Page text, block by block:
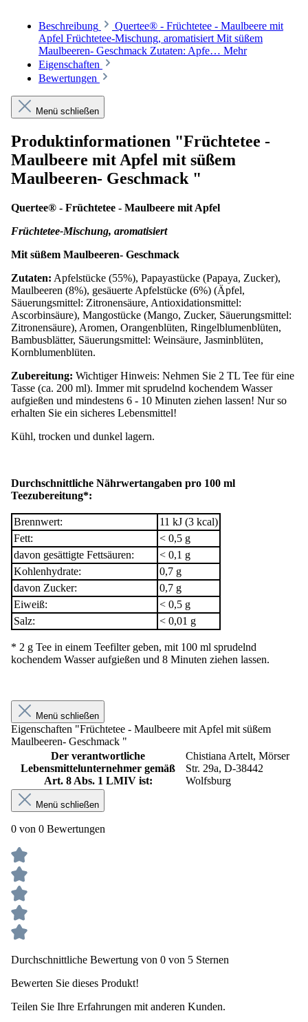
Beschreibung
Quertee® - Früchtetee - Maulbeere mit
Apfel Früchtetee-Mischung, aromatisiert Mit süßem
Maulbeeren- Geschmack Zutaten: Apfe… Mehr
Eigenschaften
Bewertungen
Menü schließen
Produktinformationen "Früchtetee -
Maulbeere mit Apfel mit süßem
Maulbeeren- Geschmack "
Quertee® - Früchtetee - Maulbeere mit Apfel
Früchtetee-Mischung, aromatisiert
Mit süßem Maulbeeren- Geschmack
Zutaten: Apfelstücke (55%), Papayastücke (Papaya, Zucker),
Maulbeeren (8%), gesäuerte Apfelstücke (6%) (Äpfel,
Säuerungsmittel: Zitronensäure, Antioxidationsmittel:
Ascorbinsäure), Mangostücke (Mango, Zucker, Säuerungsmittel:
Zitronensäure), Aromen, Orangenblüten, Ringelblumenblüten,
Bambusblätter, Säuerungsmittel: Weinsäure, Jasminblüten,
Kornblumenblüten.
Zubereitung: Wichtiger Hinweis: Nehmen Sie 2 TL Tee für eine
Tasse (ca. 200 ml). Immer mit sprudelnd kochendem Wasser
aufgießen und mindestens 6 - 10 Minuten ziehen lassen! Nur so
erhalten Sie ein sicheres Lebensmittel!
Kühl, trocken und dunkel lagern.
Durchschnittliche Nährwertangaben pro 100 ml
Teezubereitung*:
Brennwert:
11 kJ (3 kcal)
Fett:
< 0,5 g
davon gesättigte Fettsäuren:
< 0,1 g
Kohlenhydrate:
0,7 g
davon Zucker:
0,7 g
Eiweiß:
< 0,5 g
Salz:
< 0,01 g
* 2 g Tee in einem Teefilter geben, mit 100 ml sprudelnd
kochendem Wasser aufgießen und 8 Minuten ziehen lassen.
Menü schließen
Eigenschaften "Früchtetee - Maulbeere mit Apfel mit süßem
Maulbeeren- Geschmack "
Der verantwortliche
Lebensmittelunternehmer gemäß
Art. 8 Abs. 1 LMIV ist:
Chistiana Artelt, Mörser
Str. 29a, D-38442
Wolfsburg
Menü schließen
0 von 0 Bewertungen
Durchschnittliche Bewertung von 0 von 5 Sternen
Bewerten Sie dieses Produkt!
Teilen Sie Ihre Erfahrungen mit anderen Kunden.